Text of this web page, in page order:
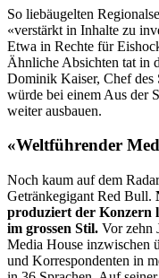
So liebäugelten
«verstärkt in Inhalte zu
Etwa in Rechte für
Ähnliche Absichten tat in
Dominik Kaiser, Chef des
würde bei einem Aus der
weiter ausbauen.
«Weltführender
Noch kaum auf dem
Getränkegigant Red Bull.
produziert der Konzern
im grossen Stil. Vor zehn
Media House inzwischen
und Korrespondenten in